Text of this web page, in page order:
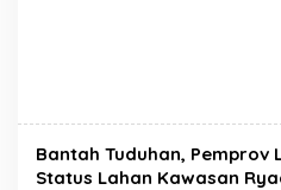
Bantah Tuduhan, Pemprov
Status Lahan Kawasan